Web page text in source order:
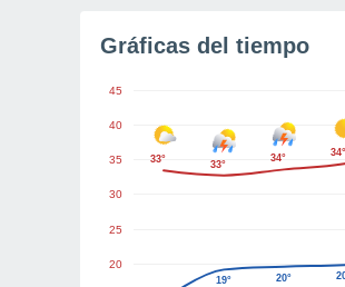
Gráficas del tiempo
20
25
30
35
40
45
33° 33°
34° 34°
19° 20°